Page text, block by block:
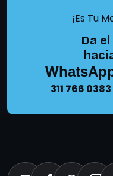
¡Es Tu
Da
311 766 0383